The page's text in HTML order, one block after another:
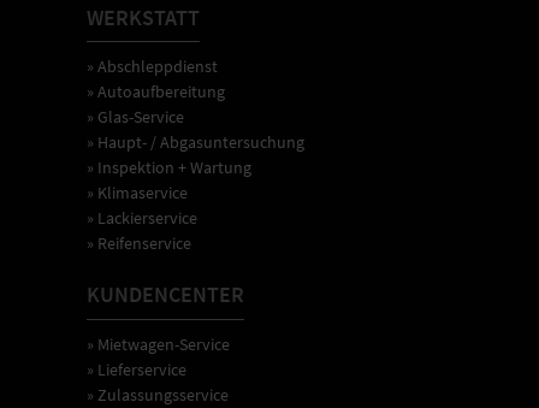
WERKSTATT
» Abschleppdienst
» Autoaufbereitung
» Glas-Service
» Haupt- / Abgasuntersuchung
» Inspektion + Wartung
» Klimaservice
» Lackierservice
» Reifenservice
KUNDENCENTER
» Mietwagen-Service
» Lieferservice
» Zulassungsservice